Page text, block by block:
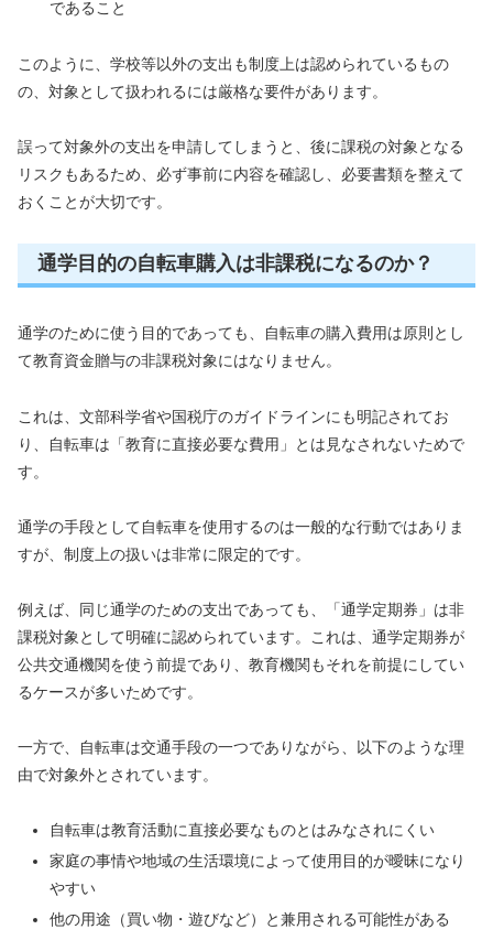
であること
このように、学校等以外の支出も制度上は認められているもの
の、対象として扱われるには厳格な要件があります。
誤って対象外の支出を申請してしまうと、後に課税の対象となる
リスクもあるため、必ず事前に内容を確認し、必要書類を整えて
おくことが大切です。
通学目的の自転車購入は非課税になるのか？
通学のために使う目的であっても、自転車の購入費用は原則とし
て教育資金贈与の非課税対象にはなりません。
これは、文部科学省や国税庁のガイドラインにも明記されてお
り、自転車は「教育に直接必要な費用」とは見なされないためで
す。
通学の手段として自転車を使用するのは一般的な行動ではありま
すが、制度上の扱いは非常に限定的です。
例えば、同じ通学のための支出であっても、「通学定期券」は非
課税対象として明確に認められています。これは、通学定期券が
公共交通機関を使う前提であり、教育機関もそれを前提にしてい
るケースが多いためです。
一方で、自転車は交通手段の一つでありながら、以下のような理
由で対象外とされています。
自転車は教育活動に直接必要なものとはみなされにくい
家庭の事情や地域の生活環境によって使用目的が曖昧になり
やすい
他の用途（買い物・遊びなど）と兼用される可能性がある